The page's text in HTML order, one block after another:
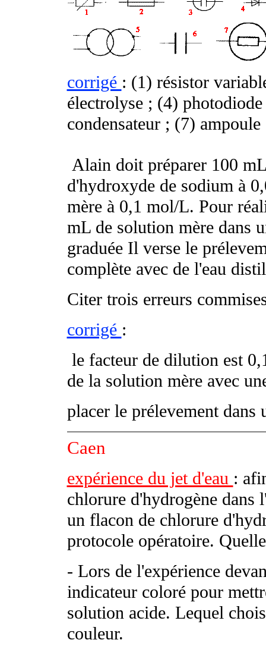
corrigé : (1) résistor
électrolyse ; (4)
condensateur ; (7) ampoule
Alain doit préparer 100
d'hydroxyde de sodium à
mère à 0,1 mol/L. Pour
mL de solution mère dans
graduée Il verse le
complète avec de l'eau
Citer trois erreurs
corrigé :
le facteur de dilution est
de la solution mère avec
placer le prélevement
Caen
expérience du jet d'eau :
chlorure d'hydrogène dans
un flacon de chlorure
protocole opératoire.
- Lors de l'expérience
indicateur coloré pour
solution acide. Lequel
couleur.